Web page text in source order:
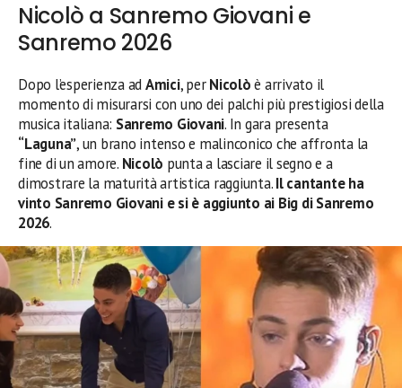
Nicolò a Sanremo Giovani e
Sanremo 2026
Dopo l’esperienza adAmici, perNicolòè arrivato il
momento di misurarsi con uno dei palchi più prestigiosi della
musica italiana: Sanremo Giovani. In gara presenta
“Laguna”, un brano intenso e malinconico che affronta la
fine di un amore. Nicolò punta a lasciare il segno e a
dimostrare la maturità artistica raggiunta.Il cantante ha
vinto Sanremo Giovani e si è aggiunto ai Big di Sanremo
2026.